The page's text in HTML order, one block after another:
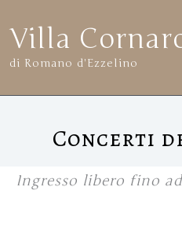
contenuto
Villa
di Romano d'Ezzelino
Concerti
Ingresso libero fino